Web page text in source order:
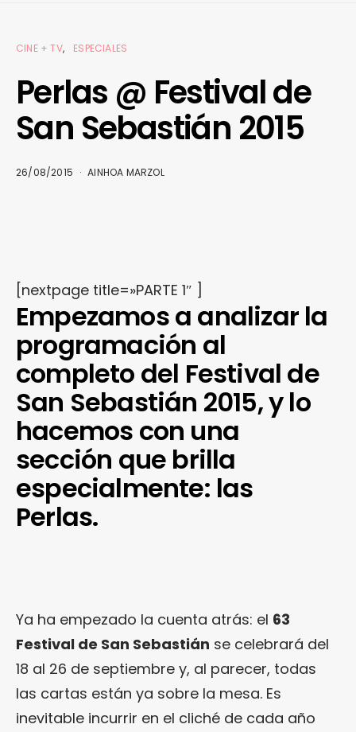
CINE + TV ESPECIALES
Perlas @ Festival de
San Sebastián 2015
26/08/2015 AINHOA MARZOL
[nextpage title=»PARTE 1″ ]
Empezamos a analizar la
programación al
completo del Festival de
San Sebastián 2015, y lo
hacemos con una
sección que brilla
especialmente: las
Perlas.
Ya ha empezado la cuenta atrás: el 63
Festival de San Sebastián se celebrará del
18 al 26 de septiembre y, al parecer, todas
las cartas están ya sobre la mesa. Es
inevitable incurrir en el cliché de cada año